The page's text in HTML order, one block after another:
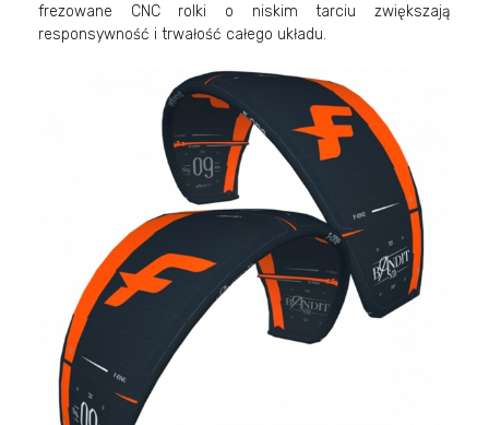
frezowane CNC rolki o niskim tarciu zwiększają
responsywność i trwałość całego układu.